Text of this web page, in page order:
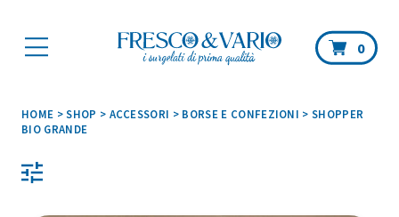
0
HOME >SHOP > ACCESSORI > BORSE E CONFEZIONI >SHOPPER
BIO GRANDE